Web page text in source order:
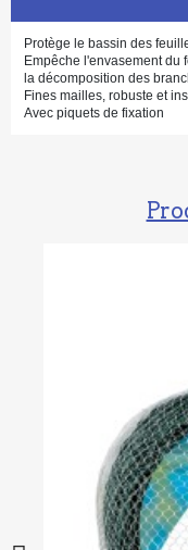
Protège le bassin des
Empêche l'envasement du
la décomposition des
Fines mailles, robuste et
Avec piquets de fixation